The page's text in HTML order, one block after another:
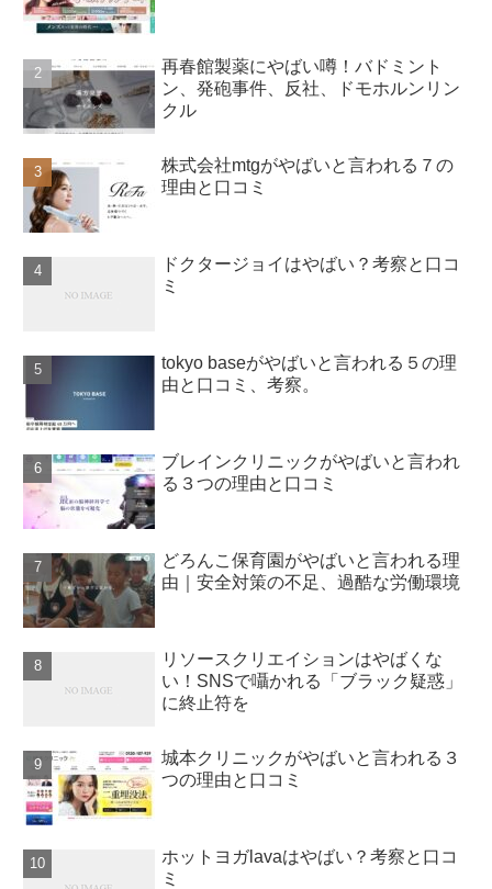
再春館製薬にやばい噂！バドミント
ン、発砲事件、反社、ドモホルンリン
クル
株式会社mtgがやばいと言われる７の
理由と口コミ
ドクタージョイはやばい？考察と口コ
ミ
tokyo baseがやばいと言われる５の理
由と口コミ、考察。
ブレインクリニックがやばいと言われ
る３つの理由と口コミ
どろんこ保育園がやばいと言われる理
由｜安全対策の不足、過酷な労働環境
リソースクリエイションはやばくな
い！SNSで囁かれる「ブラック疑惑」
に終止符を
城本クリニックがやばいと言われる３
つの理由と口コミ
ホットヨガlavaはやばい？考察と口コ
ミ